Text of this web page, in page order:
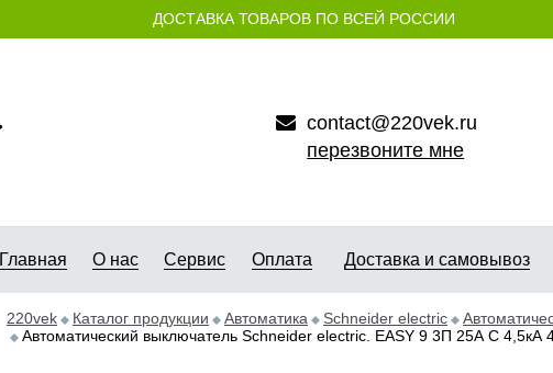
ДОСТАВКА ТОВАРОВ ПО ВСЕЙ РОССИИ
contact@220vek.ru
перезвоните мне
Главная О нас Сервис Оплата Доставка и самовывоз
220vek Каталог продукции Автоматика Schneider electric
Автоматический выключатель Schneider electric. EASY 9 3П 25А С 4,5кА